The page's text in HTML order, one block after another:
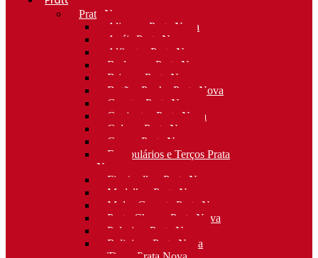
Prata Nova
Alianças Prata Nova
Anéis Prata Nova
Alfinetes Prata Nova
Berloques Prata Nova
Brincos Prata Nova
Botões Punho Prata Nova
Canetas Prata Nova
Conjuntos Prata Nova
Colares Prata Nova
Cruzes Prata Nova
Escapulários e Terços Prata
Nova
Fios/malhas Prata Nova
Medalhas Prata Nova
Molas Gravata Prata Nova
Porta-Chaves Prata Nova
Pulseiras Prata Nova
Religioso Prata Nova